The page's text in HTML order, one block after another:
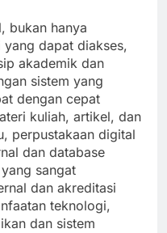
bukan hanya
yang dapat diakses,
akademik dan
sistem yang
dengan cepat
kuliah, artikel, dan
perpustakaan digital
dan database
sangat
dan akreditasi
teknologi,
dan sistem